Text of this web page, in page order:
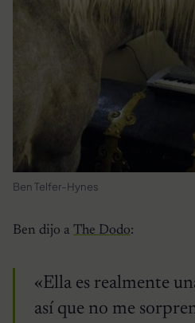
Ben Telfer-Hynes
Ben dijo a The Dodo:
«Ella es realmente
así que no me